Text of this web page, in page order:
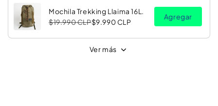
Mochila Trekking Llaima 16L.
$19.990 CLP$9.990 CLP
Agregar
Ver más